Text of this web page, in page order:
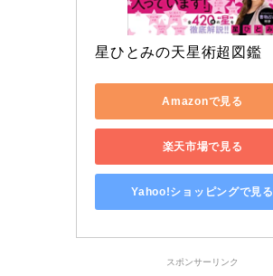
星ひとみの天星術超図鑑
Amazonで見る
楽天市場で見る
Yahoo!ショッピングで見る
スポンサーリンク